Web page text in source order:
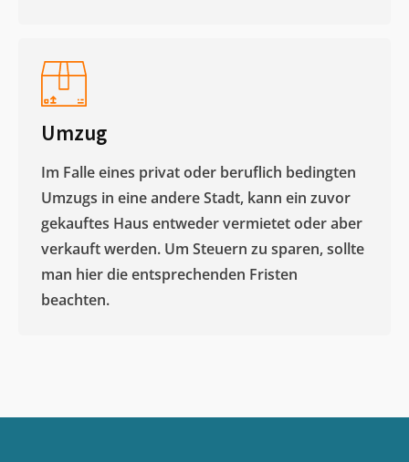
Umzug
Im Falle eines privat oder beruflich bedingten
Umzugs in eine andere Stadt, kann ein zuvor
gekauftes Haus entweder vermietet oder aber
verkauft werden. Um Steuern zu sparen, sollte
man hier die entsprechenden Fristen
beachten.